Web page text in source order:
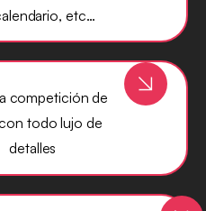
etc…
competición de
todo lujo de
detalles